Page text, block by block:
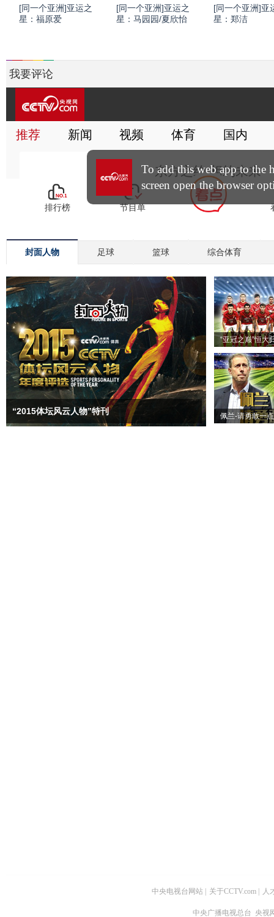
[同一个亚洲]亚运之
星：福原爱
[同一个亚洲]亚运之
星：马园园/夏欣怡
[同一个亚洲]亚
星：郑洁
我要评论
封面人物 足球 篮球 综合体育
“2015体坛风云人物”特刊
“亚冠之巅”恒大
佩兰-请勇敢一点
中央电视台网站 关于CCTV.com 人
中央广播电视总台 央视